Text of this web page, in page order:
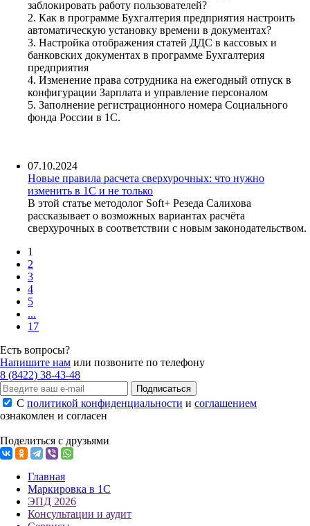
заблокировать работу пользователей?
2. Как в программе Бухгалтерия предприятия настроить
автоматическую установку времени в документах?
3. Настройка отображения статей ДДС в кассовых и
банковских документах в программе Бухгалтерия
предприятия
4. Изменение права сотрудника на ежегодный отпуск в
конфигурации Зарплата и управление персоналом
5. Заполнение регистрационного номера Социального
фонда России в 1С.
07.10.2024
Новые правила расчета сверхурочных: что нужно
изменить в 1С и не только
В этой статье методолог Soft+ Резеда Салихова
рассказывает о возможных вариантах расчёта
сверхурочных в соответствии с новым законодательством.
1
2
3
4
5
...
17
Есть вопросы?
Напишите нам или позвоните по телефону
8 (8422) 38-43-48
Подписаться
С политикой конфиденциальности и соглашением
ознакомлен и согласен
Поделиться с друзьями
Главная
Маркировка в 1С
ЭПД 2026
Консультации и аудит